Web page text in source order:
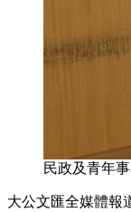
民政及青年
大公文匯全媒體報